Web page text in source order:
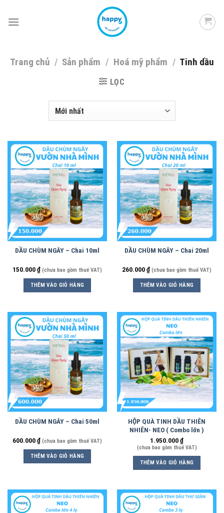
Trang chủ / Sản phẩm / Hoá mỹ phẩm / Tinh dầu
LỌC
DẦU CHÙM NGÂY – Chai 10ml
150.000₫ (chưa bao gồm thuế VAT)
THÊM VÀO GIỎ HÀNG
DẦU CHÙM NGÂY – Chai 20ml
260.000₫ (chưa bao gồm thuế VAT)
THÊM VÀO GIỎ HÀNG
DẦU CHÙM NGÂY – Chai 50ml
600.000₫ (chưa bao gồm thuế VAT)
THÊM VÀO GIỎ HÀNG
HỘP QUÀ TINH DẦU THIÊN
NHIÊN- NEO ( Combo lớn )
1.950.000₫
(chưa bao gồm thuế VAT)
THÊM VÀO GIỎ HÀNG